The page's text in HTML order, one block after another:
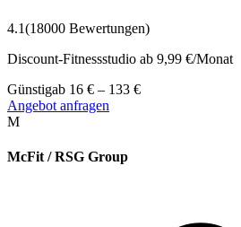
4.1(18000 Bewertungen)
Discount-Fitnessstudio ab 9,99 €/Monat
Günstigab 16 € – 133 €
Angebot anfragen
M
McFit / RSG Group